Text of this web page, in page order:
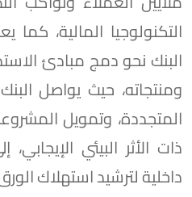
التكنولوجيا المالية،
البنك نحو دمج مبادئ
ومنتجاته، حيث يواصل
المتجددة، وتمويل
ذات الأثر البيئي
داخلية لترشيد استهلاك